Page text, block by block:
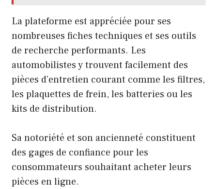
La plateforme est appréciée pour ses
nombreuses fiches techniques et ses outils
de recherche performants. Les
automobilistes y trouvent facilement des
pièces d’entretien courant comme les filtres,
les plaquettes de frein, les batteries ou les
kits de distribution.
Sa notoriété et son ancienneté constituent
des gages de confiance pour les
consommateurs souhaitant acheter leurs
pièces en ligne.